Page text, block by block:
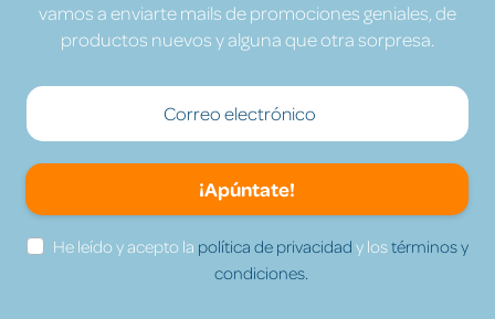
vamos a enviarte mails de promociones geniales, de
productos nuevos y alguna que otra sorpresa.
¡Apúntate!
He leído y acepto la política de privacidad y lostérminos y
condiciones.